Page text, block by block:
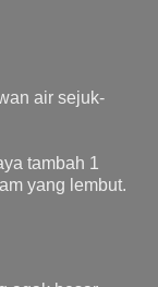
air sejuk-
tambah 1
yang lembut.